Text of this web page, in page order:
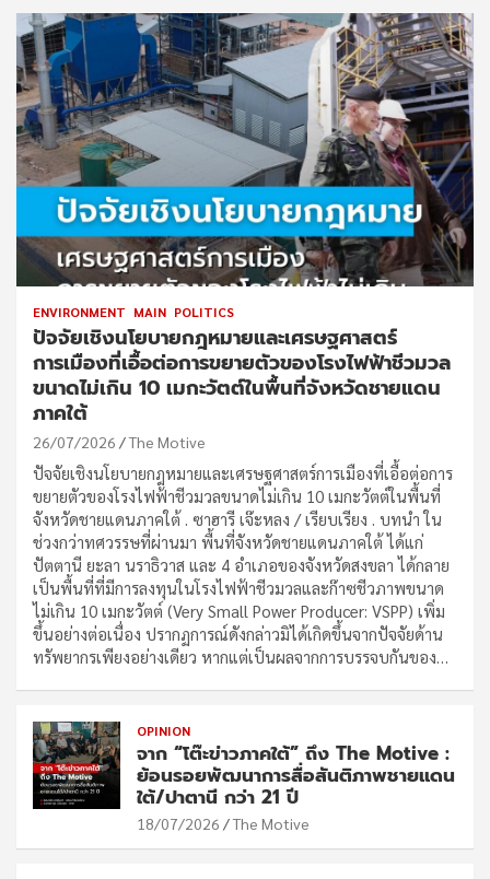
ENVIRONMENT MAIN POLITICS
ปัจจัยเชิงนโยบายกฎหมายและเศรษฐศาสตร์
การเมืองที่เอื้อต่อการขยายตัวของโรงไฟฟ้าชีวมวล
ขนาดไม่เกิน 10 เมกะวัตต์ในพื้นที่จังหวัดชายแดน
ภาคใต้
26/07/2026 The Motive
ปัจจัยเชิงนโยบายกฎหมายและเศรษฐศาสตร์การเมืองที่เอื้อต่อการ
ขยายตัวของโรงไฟฟ้าชีวมวลขนาดไม่เกิน 10 เมกะวัตต์ในพื้นที่
จังหวัดชายแดนภาคใต้ . ซาฮารี เจ๊ะหลง / เรียบเรียง . บทนำ ใน
ช่วงกว่าทศวรรษที่ผ่านมา พื้นที่จังหวัดชายแดนภาคใต้ ได้แก่
ปัตตานี ยะลา นราธิวาส และ 4 อำเภอของจังหวัดสงขลา ได้กลาย
เป็นพื้นที่ที่มีการลงทุนในโรงไฟฟ้าชีวมวลและก๊าซชีวภาพขนาด
ไม่เกิน 10 เมกะวัตต์ (Very Small Power Producer: VSPP) เพิ่ม
ขึ้นอย่างต่อเนื่อง ปรากฏการณ์ดังกล่าวมิได้เกิดขึ้นจากปัจจัยด้าน
ทรัพยากรเพียงอย่างเดียว หากแต่เป็นผลจากการบรรจบกันของ…
OPINION
จาก “โต๊ะข่าวภาคใต้” ถึง The Motive :
ย้อนรอยพัฒนาการสื่อสันติภาพชายแดน
ใต้/ปาตานี กว่า 21 ปี
18/07/2026 The Motive